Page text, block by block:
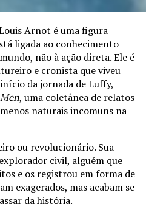
Arnot é uma figura
ligada ao conhecimento
não à ação direta. Ele é
e cronista que viveu
da jornada de Luffy,
, uma coletânea de relatos
naturais incomuns na
ou revolucionário. Sua
civil, alguém que
e os registrou em forma de
exagerados, mas acabam se
da história.